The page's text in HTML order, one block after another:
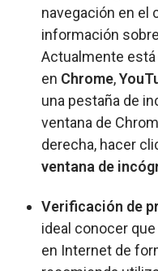
navegación en el
información
Actualmente
en Chrome,
una pestaña de
ventana de
derecha, hacer
ventana de
Verificación de
ideal conocer
en Internet de